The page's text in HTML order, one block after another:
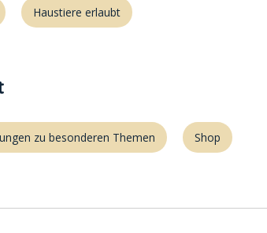
Haustiere erlaubt
zu besonderen Themen Shop